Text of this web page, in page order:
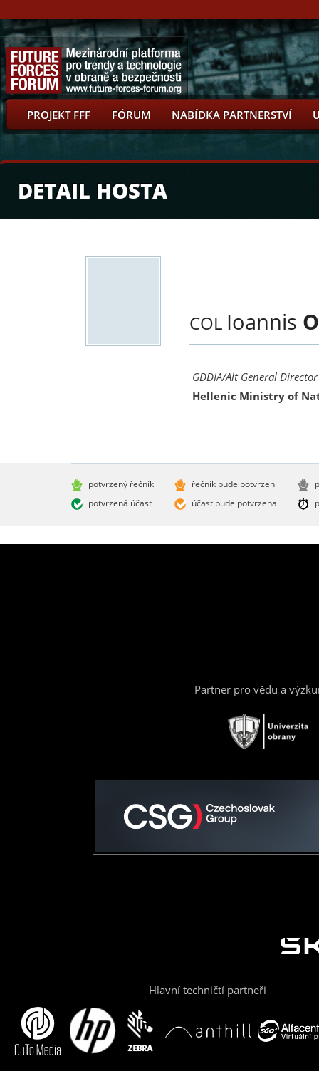
PROJEKT FFF FÓRUM NABÍDKA PARTNERSTVÍ
DETAIL HOSTA
COL Ioannis
GDDIA/Alt General
Hellenic Ministry of
potvrzený řečník
potvrzená účast
řečník bude potvrzen
účast bude potvrzena
Partner pro vědu a
Hlavní techničtí partneři